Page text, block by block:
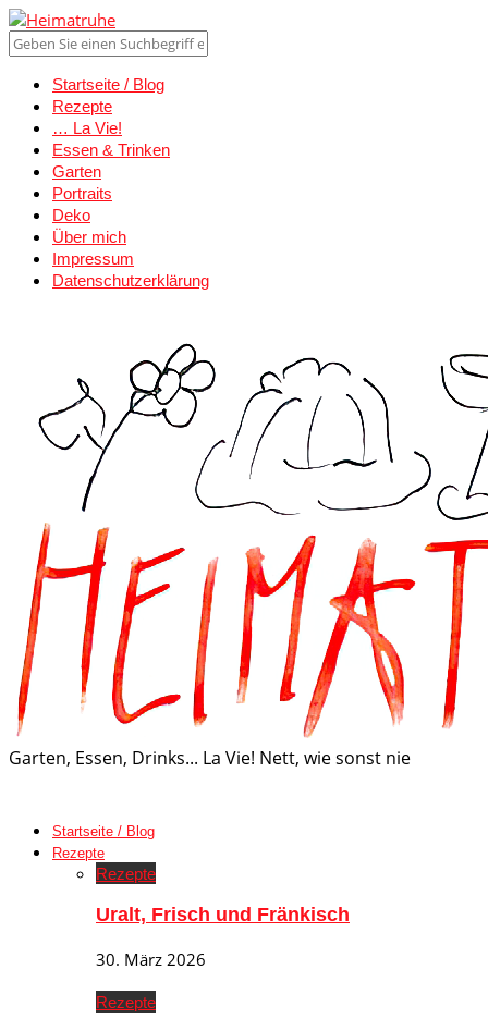
Startseite / Blog
Rezepte
… La Vie!
Essen & Trinken
Garten
Portraits
Deko
Über mich
Impressum
Datenschutzerklärung
Garten, Essen, Drinks... La Vie! Nett, wie sonst nie
Startseite / Blog
Rezepte
Rezepte
Uralt, Frisch und Fränkisch
30. März 2026
Rezepte